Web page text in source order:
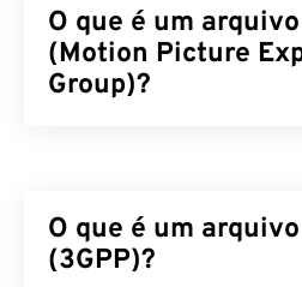
O que é um arquivo
(Motion Picture
Group)?
desenvolveu os padrões do
arquivo emprega
O que é um
(3GPP)?